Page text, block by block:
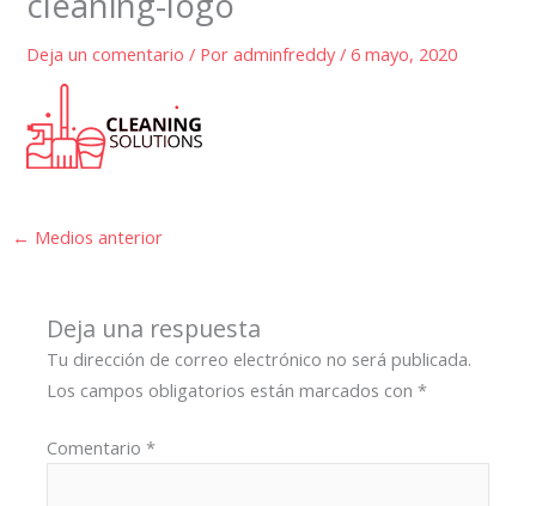
Deja un comentario / Poradminfreddy/6 mayo, 2020
← Medios anterior
Deja una respuesta
Tu dirección de correo electrónico no será publicada.
Los campos obligatorios están marcados con*
Comentario*